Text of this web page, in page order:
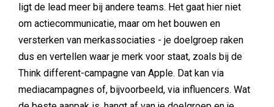
ligt de lead meer bij andere teams. Het gaat hier niet
om actiecommunicatie, maar om het bouwen en
versterken van merkassociaties - je doelgroep raken
dus en vertellen waar je merk voor staat, zoals bij de
Think different-campagne van Apple. Dat kan via
mediacampagnes of, bijvoorbeeld, via influencers. Wat